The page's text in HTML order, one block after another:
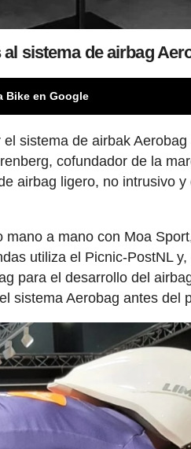
sistema de airbag
Bike en Google
sistema de airbak
cofundador de la
airbag ligero, no intrusivo
a mano con Moa
utiliza el Picnic-PostNL
para el desarrollo del
sistema Aerobag antes del